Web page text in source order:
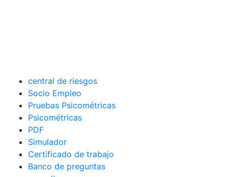
central de riesgos
Socio Empleo
Pruebas Psicométricas
Psicométricas
PDF
Simulador
Certificado de trabajo
Banco de preguntas